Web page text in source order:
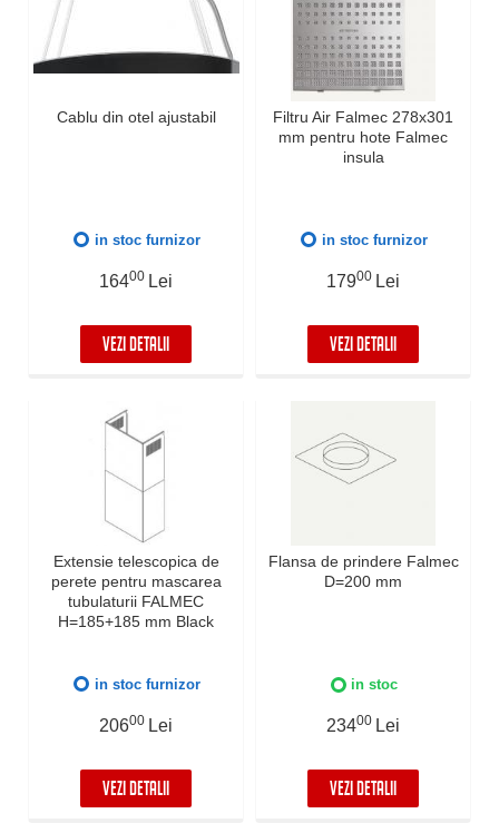
Cablu din otel ajustabil
in stoc furnizor
16400 Lei
VEZI DETALII
Filtru Air Falmec 278x301
mm pentru hote Falmec
insula
in stoc furnizor
17900 Lei
VEZI DETALII
Extensie telescopica de
perete pentru mascarea
tubulaturii FALMEC
H=185+185 mm Black
in stoc furnizor
20600 Lei
VEZI DETALII
Flansa de prindere Falmec
D=200 mm
in stoc
23400 Lei
VEZI DETALII